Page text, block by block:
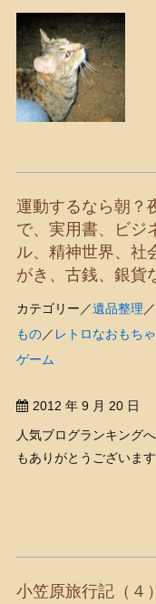
運動するなら朝
で、実用書、ビジ
ル、精神世界、社
がき、古銭、銀貨
カテゴリー／遺品整理／
もの／ レトロなおもちゃ
ゲーム
2012 年 9 月 20 日
人気ブログランキング
もありがとうございま
しっかり残っています
かけます。 この一週間
小笠原旅行記（